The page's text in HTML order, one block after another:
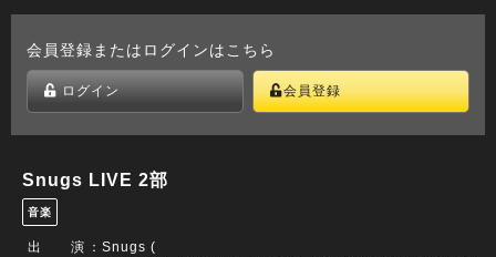
会員登録またはログインはこちら
ログイン 会員登録
Snugs LIVE 2部
音楽
出 演 ：Snugs (